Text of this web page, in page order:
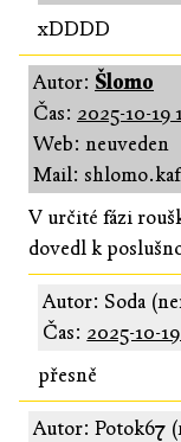
xDDDD
Autor: Šlomo
Čas: 2025-10-19
Web: neuveden
Mail:
V určité fázi
dovedl k
Autor: Soda
Čas: 2025-10-
přesně
Autor: Potok67